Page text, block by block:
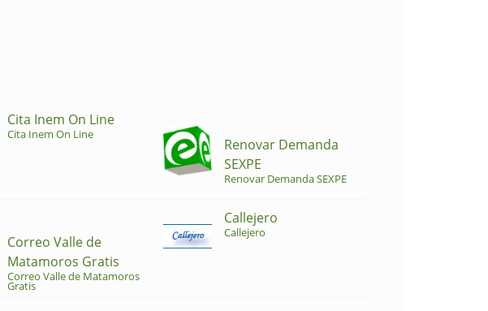
Cita Inem On Line
Cita Inem On Line
Renovar Demanda
SEXPE
Renovar Demanda SEXPE
Correo Valle de
Matamoros Gratis
Correo Valle de Matamoros
Gratis
Callejero
Callejero